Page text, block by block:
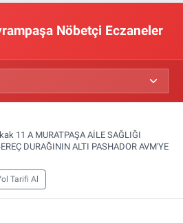
Nöbetçi Eczaneler
11 A MURATPAŞA AİLE SAĞLIĞI
DURAĞININ ALTI PASHADOR AVM'YE
Tarifi Al